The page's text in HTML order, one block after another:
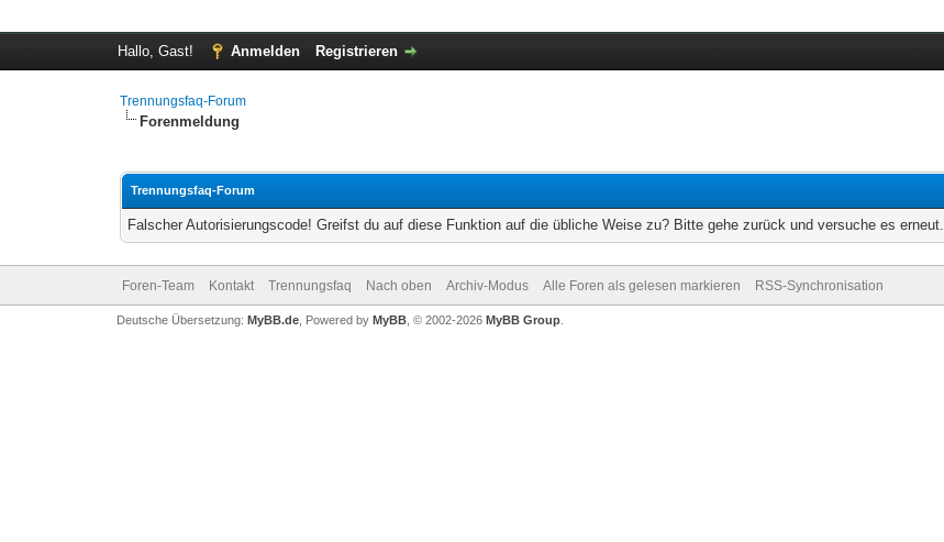
Hallo, Gast! Anmelden Registrieren
Trennungsfaq-Forum
Forenmeldung
Trennungsfaq-Forum
Falscher Autorisierungscode! Greifst du auf diese Funktion auf die übliche Weise zu? Bitte gehe zurück und versuche es erneut.
Foren-Team Kontakt Trennungsfaq Nach oben Archiv-Modus Alle Foren als gelesen markieren RSS-Synchronisation
Deutsche Übersetzung: MyBB.de, Powered by MyBB, © 2002-2026 MyBB Group.